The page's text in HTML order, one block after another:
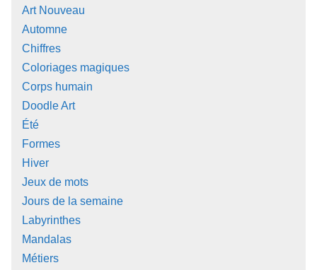
Art Nouveau
Automne
Chiffres
Coloriages magiques
Corps humain
Doodle Art
Été
Formes
Hiver
Jeux de mots
Jours de la semaine
Labyrinthes
Mandalas
Métiers